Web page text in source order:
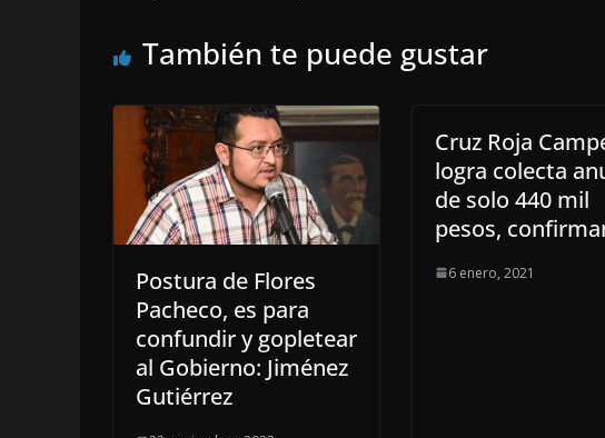
También te puede gustar
Postura de Flores
Pacheco, es para
confundir y gopletear
al Gobierno: Jiménez
Gutiérrez
Cruz Roja
logra colecta
de solo 440 mil
pesos,
6 enero, 2021